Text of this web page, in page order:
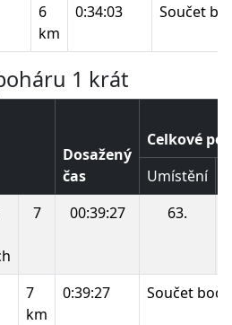
6
km
0:34:03 Součet
1 krát
Dosažený
čas
Celkové
Umístění
7 00:39:27 63.
7
km
0:39:27 Součet